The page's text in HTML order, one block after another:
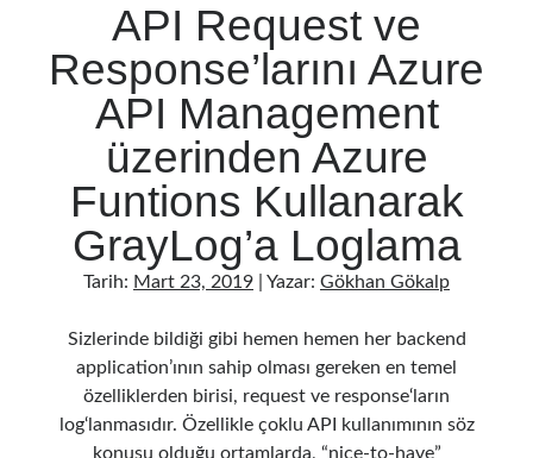
API Request ve
Response’larını Azure
API Management
üzerinden Azure
Funtions Kullanarak
GrayLog’a Loglama
Tarih: Mart 23, 2019 | Yazar: Gökhan Gökalp
Sizlerinde bildiği gibi hemen hemen her backend
application’ının sahip olması gereken en temel
özelliklerden birisi, request ve response‘ların
log‘lanmasıdır. Özellikle çoklu API kullanımının söz
konusu olduğu ortamlarda, “nice-to-have”